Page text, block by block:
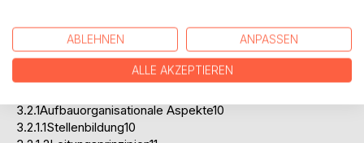
2.2Zielvorstellungen7
2.3Abgrenzung zu verwandten Konzepten8
3.Die organisatorische Perspektive9
3.1Allgemeines zum Organisationsbegriff9
3.2.1Aufbauorganisationale Aspekte10
3.2.1.1Stellenbildung10
ABLEHNEN ANPASSEN
ALLE AKZEPTIEREN